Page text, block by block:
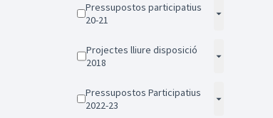
Pressupostos participatius
20-21
Projectes lliure disposició
2018
Pressupostos Participatius
2022-23